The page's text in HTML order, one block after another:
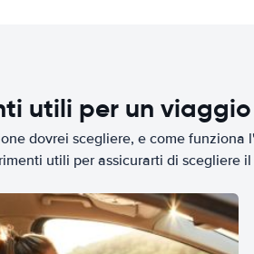
utili per un
dovrei scegliere, e come funziona
utili per assicurarti di scegliere